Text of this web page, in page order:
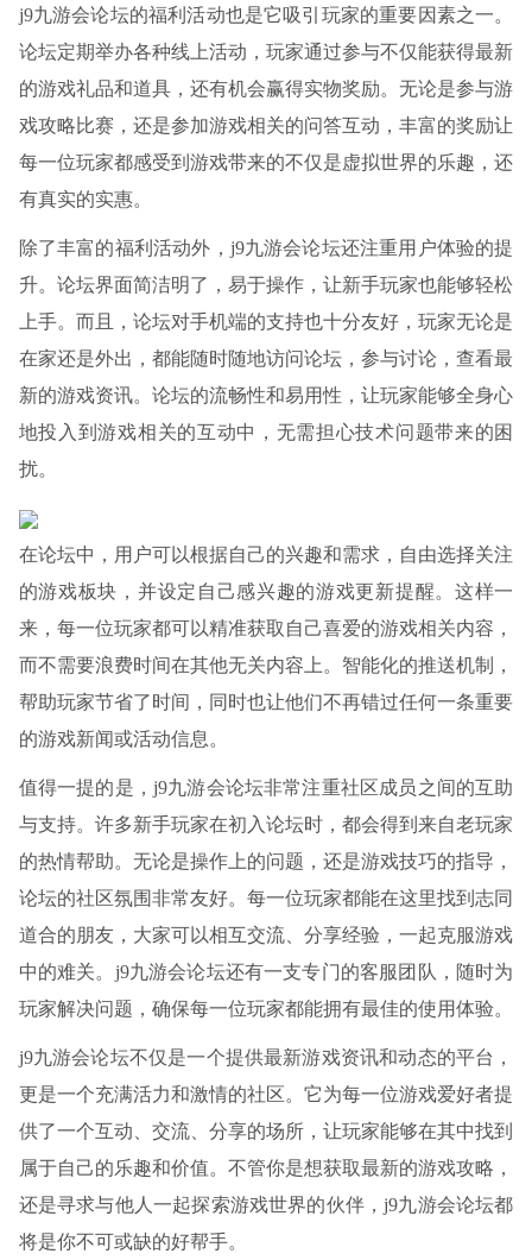
j9九游会论坛的福利活动也是它吸引玩家的重要因素之一。
论坛定期举办各种线上活动，玩家通过参与不仅能获得最新
的游戏礼品和道具，还有机会赢得实物奖励。无论是参与游
戏攻略比赛，还是参加游戏相关的问答互动，丰富的奖励让
每一位玩家都感受到游戏带来的不仅是虚拟世界的乐趣，还
有真实的实惠。
除了丰富的福利活动外，j9九游会论坛还注重用户体验的提
升。论坛界面简洁明了，易于操作，让新手玩家也能够轻松
上手。而且，论坛对手机端的支持也十分友好，玩家无论是
在家还是外出，都能随时随地访问论坛，参与讨论，查看最
新的游戏资讯。论坛的流畅性和易用性，让玩家能够全身心
地投入到游戏相关的互动中，无需担心技术问题带来的困
扰。
在论坛中，用户可以根据自己的兴趣和需求，自由选择关注
的游戏板块，并设定自己感兴趣的游戏更新提醒。这样一
来，每一位玩家都可以精准获取自己喜爱的游戏相关内容，
而不需要浪费时间在其他无关内容上。智能化的推送机制，
帮助玩家节省了时间，同时也让他们不再错过任何一条重要
的游戏新闻或活动信息。
值得一提的是，j9九游会论坛非常注重社区成员之间的互助
与支持。许多新手玩家在初入论坛时，都会得到来自老玩家
的热情帮助。无论是操作上的问题，还是游戏技巧的指导，
论坛的社区氛围非常友好。每一位玩家都能在这里找到志同
道合的朋友，大家可以相互交流、分享经验，一起克服游戏
中的难关。j9九游会论坛还有一支专门的客服团队，随时为
玩家解决问题，确保每一位玩家都能拥有最佳的使用体验。
j9九游会论坛不仅是一个提供最新游戏资讯和动态的平台，
更是一个充满活力和激情的社区。它为每一位游戏爱好者提
供了一个互动、交流、分享的场所，让玩家能够在其中找到
属于自己的乐趣和价值。不管你是想获取最新的游戏攻略，
还是寻求与他人一起探索游戏世界的伙伴，j9九游会论坛都
将是你不可或缺的好帮手。